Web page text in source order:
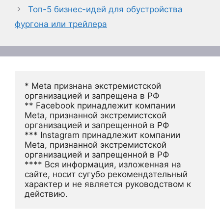
Топ-5 бизнес-идей для обустройства
фургона или трейлера
* Meta признана экстремистской
организацией и запрещена в РФ
** Facebook принадлежит компании
Meta, признанной экстремистской
организацией и запрещенной в РФ
*** Instagram принадлежит компании
Meta, признанной экстремистской
организацией и запрещенной в РФ
**** Вся информация, изложенная на
сайте, носит сугубо рекомендательный
характер и не является руководством к
действию.